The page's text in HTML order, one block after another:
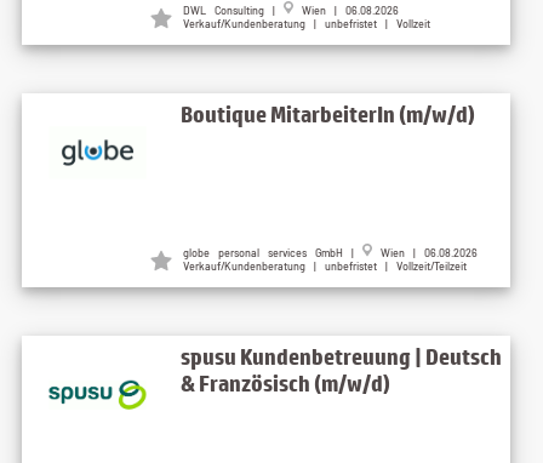
DWL Consulting |
Wien | 06.08.2026
Verkauf/Kundenberatung | unbefristet | Vollzeit
Boutique MitarbeiterIn (m/w/d)
globe personal services GmbH |
Wien | 06.08.2026
Verkauf/Kundenberatung | unbefristet | Vollzeit/Teilzeit
spusu Kundenbetreuung | Deutsch
& Französisch (m/w/d)